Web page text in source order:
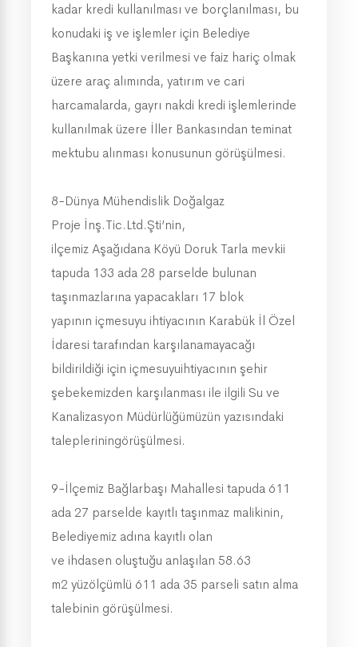
kadar kredi kullanılması ve borçlanılması, bu
konudaki iş ve işlemler için Belediye
Başkanına yetki verilmesi ve faiz hariç olmak
üzere araç alımında, yatırım ve cari
harcamalarda, gayrı nakdi kredi işlemlerinde
kullanılmak üzere İller Bankasından teminat
mektubu alınması konusunun görüşülmesi.
8-Dünya Mühendislik Doğalgaz
Proje İnş.Tic.Ltd.Şti’nin,
ilçemiz Aşağıdana Köyü Doruk Tarla mevkii
tapuda 133 ada 28 parselde bulunan
taşınmazlarına yapacakları 17 blok
yapının içmesuyu ihtiyacının Karabük İl Özel
İdaresi tarafından karşılanamayacağı
bildirildiği için içmesuyuihtiyacının şehir
şebekemizden karşılanması ile ilgili Su ve
Kanalizasyon Müdürlüğümüzün yazısındaki
talepleriningörüşülmesi.
9-İlçemiz Bağlarbaşı Mahallesi tapuda 611
ada 27 parselde kayıtlı taşınmaz malikinin,
Belediyemiz adına kayıtlı olan
ve ihdasen oluştuğu anlaşılan 58.63
m2 yüzölçümlü 611 ada 35 parseli satın alma
talebinin görüşülmesi.